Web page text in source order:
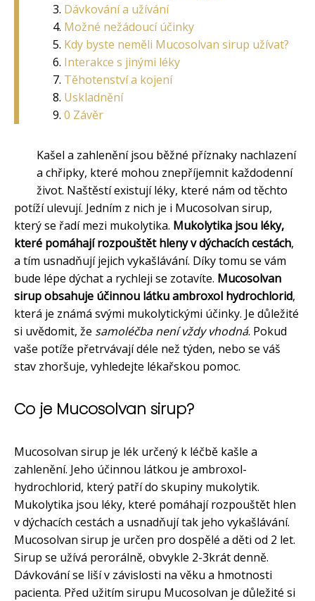
Dávkování a užívání
Možné nežádoucí účinky
Kdy byste neměli Mucosolvan sirup užívat?
Interakce s jinými léky
Těhotenství a kojení
Uskladnění
0 Závěr
Kašel a zahlenění jsou běžné příznaky nachlazení
a chřipky, které mohou znepříjemnit každodenní
život. Naštěstí existují léky, které nám od těchto
potíží ulevují. Jedním z nich je i Mucosolvan sirup,
který se řadí mezi mukolytika. Mukolytika jsou léky,
které pomáhají rozpouštět hleny v dýchacích cestách,
a tím usnadňují jejich vykašlávání. Díky tomu se vám
bude lépe dýchat a rychleji se zotavíte. Mucosolvan
sirup obsahuje účinnou látku ambroxol hydrochlorid,
která je známá svými mukolytickými účinky. Je důležité
si uvědomit, že samoléčba není vždy vhodná. Pokud
vaše potíže přetrvávají déle než týden, nebo se váš
stav zhoršuje, vyhledejte lékařskou pomoc.
Co je Mucosolvan sirup?
Mucosolvan sirup je lék určený k léčbě kašle a
zahlenění. Jeho účinnou látkou je ambroxol-
hydrochlorid, který patří do skupiny mukolytik.
Mukolytika jsou léky, které pomáhají rozpouštět hlen
v dýchacích cestách a usnadňují tak jeho vykašlávání.
Mucosolvan sirup je určen pro dospělé a děti od 2 let.
Sirup se užívá perorálně, obvykle 2-3krát denně.
Dávkování se liší v závislosti na věku a hmotnosti
pacienta. Před užitím sirupu Mucosolvan je důležité si